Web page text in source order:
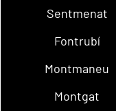
Sentmenat
Fontrubí
Montmaneu
Montgat